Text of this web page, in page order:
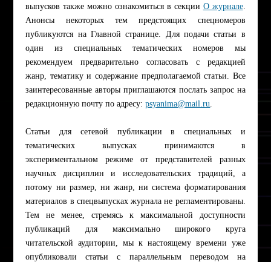
выпусков также можно ознакомиться в секции О журнале.
Анонсы некоторых тем предстоящих спецномеров
публикуются на Главной странице. Для подачи статьи в
один из специальных тематических номеров мы
рекомендуем предварительно согласовать с редакцией
жанр, тематику и содержание предполагаемой статьи. Все
заинтересованные авторы приглашаются послать запрос на
редакционную почту по адресу:psyanima@mail.ru
Статьи для сетевой публикации в специальных и
тематических выпусках принимаются в
экспериментальном режиме от представителей разных
научных дисциплин и исследовательских традиций, а
потому ни размер, ни жанр, ни система форматирования
материалов в спецвыпусках журнала не регламентированы.
Тем не менее, стремясь к максимальной доступности
публикаций для максимально широкого круга
читательской аудитории, мы к настоящему времени уже
опубликовали статьи с параллельным переводом на